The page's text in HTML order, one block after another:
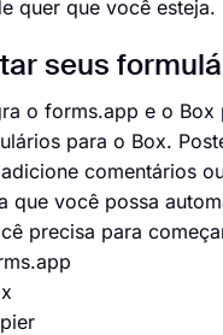
quer que você esteja.
seus
o forms.app e o
para o Box.
comentários
que você possa
precisa para